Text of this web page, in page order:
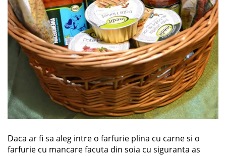
Daca ar fi sa aleg intre o farfurie plina cu carne si o
farfurie cu mancare facuta din soia cu siguranta as